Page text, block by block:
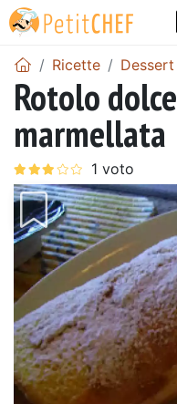
Ricette Dessert
Rotolo
marmellata